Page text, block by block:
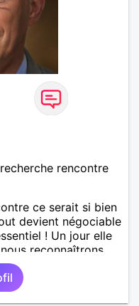
rencontre
ce serait si bien
devient négociable
! Un jour elle
reconnaîtrons...